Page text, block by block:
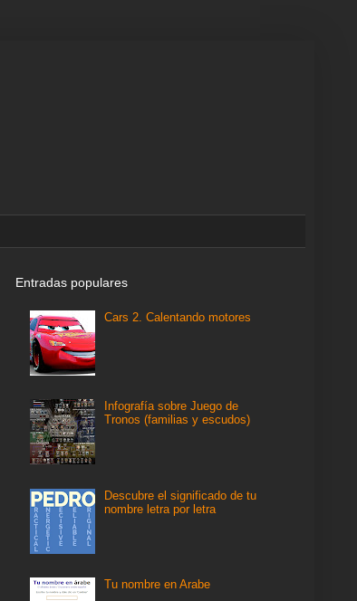
Entradas populares
Cars 2. Calentando motores
Infografía sobre Juego de
Tronos (familias y escudos)
Descubre el significado de tu
nombre letra por letra
Tu nombre en Arabe